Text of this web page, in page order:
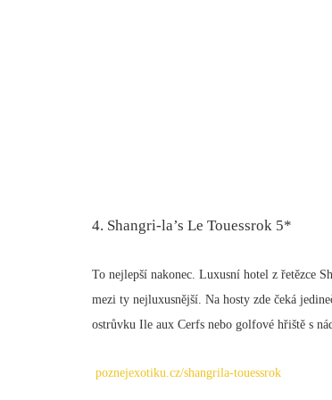
4. Shangri-la’s Le Touessrok 5*
To nejlepší nakonec. Luxusní hotel z řetězce
mezi ty nejluxusnější. Na hosty zde čeká
ostrůvku Ile aux Cerfs nebo golfové hřiště s
poznejexotiku.cz/shangrila-touessrok